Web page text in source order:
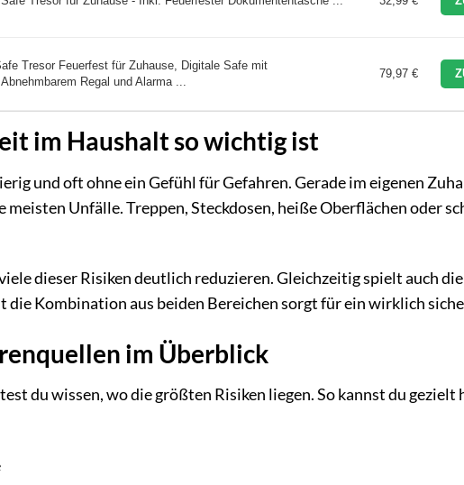
Tresor Feuerfest für Zuhause, Digitale Safe mit
Regal und Alarma ...
79,97 €
im Haushalt so wichtig ist
und oft ohne ein Gefühl für Gefahren. Gerade im eigenen
Unfälle. Treppen, Steckdosen, heiße Oberflächen oder
dieser Risiken deutlich reduzieren. Gleichzeitig spielt auch
Kombination aus beiden Bereichen sorgt für ein wirklich
im Überblick
du wissen, wo die größten Risiken liegen. So kannst du gezielt